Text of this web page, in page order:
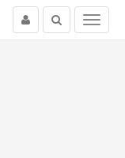
Menu
Buscar
Usuario